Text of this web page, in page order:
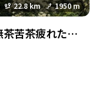
22.8 km 1950 m
苦茶疲れた…